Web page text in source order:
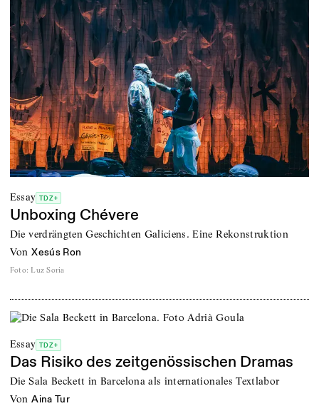
Essay TDZ+
Unboxing Chévere
Die verdrängten Geschichten Galiciens. Eine Rekonstruktion
von Xesús Ron
Foto: Luz Soria
Essay TDZ+
Das Risiko des zeitgenössischen Dramas
Die Sala Beckett in Barcelona als internationales Textlabor
von Aina Tur